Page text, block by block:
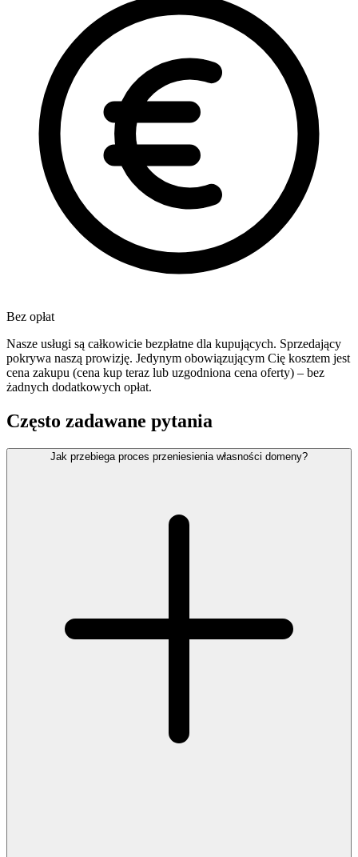
Bez opłat
Nasze usługi są całkowicie bezpłatne dla kupujących. Sprzedający
pokrywa naszą prowizję. Jedynym obowiązującym Cię kosztem jest
cena zakupu (cena kup teraz lub uzgodniona cena oferty) – bez
żadnych dodatkowych opłat.
Często zadawane pytania
Jak przebiega proces przeniesienia własności domeny?